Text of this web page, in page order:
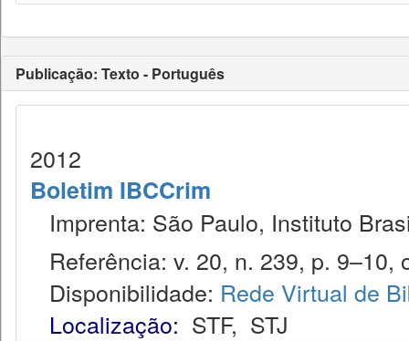
Publicação: Texto - Português
2012
Boletim IBCCrim
Imprenta: São Paulo, Instituto
Referência: v. 20, n. 239, p. 9–10,
Disponibilidade: Rede Virtual de
Localização: STF, STJ